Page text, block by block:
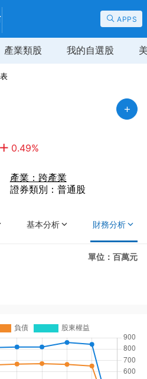
APPS
產業類股 我的自選股
0.49%
產業：跨產業
證券類別：普通股
基本分析 財務分析
單位：百萬元